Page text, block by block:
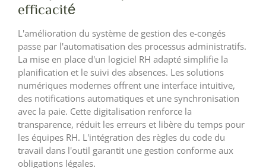
efficacité
L'amélioration du système de gestion des e-congés
passe par l'automatisation des processus administratifs.
La mise en place d'un logiciel RH adapté simplifie la
planification et le suivi des absences. Les solutions
numériques modernes offrent une interface intuitive,
des notifications automatiques et une synchronisation
avec la paie. Cette digitalisation renforce la
transparence, réduit les erreurs et libère du temps pour
les équipes RH. L'intégration des règles du code du
travail dans l'outil garantit une gestion conforme aux
obligations légales.